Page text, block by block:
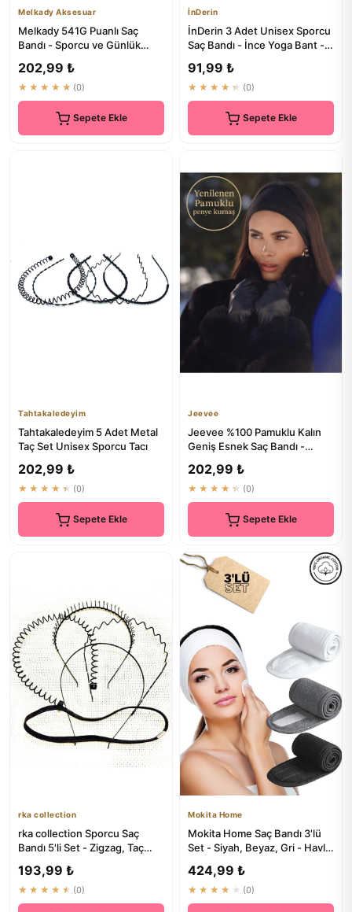
Melkady Aksesuar
Melkady 541G Puanlı Saç
Bandı - Sporcu ve Günlük
202,99 ₺
★★★★★ (0)
Sepete Ekle
İnDerin
İnDerin 3 Adet Unisex Sporcu
Saç Bandı - İnce Yoga Bant -
91,99 ₺
★★★★★ (0)
Sepete Ekle
Tahtakaledeyim
Tahtakaledeyim 5 Adet Metal
Taç Set Unisex Sporcu Tacı
202,99 ₺
★★★★★ (0)
Sepete Ekle
Jeevee
Jeevee %100 Pamuklu Kalın
Geniş Esnek Saç Bandı -
9cm
202,99 ₺
★★★★★ (0)
Sepete Ekle
rka collection
rka collection Sporcu Saç
Bandı 5'li Set - Zigzag, Taç
193,99 ₺
★★★★★ (0)
Mokita Home
Mokita Home Saç Bandı 3'lü
Set - Siyah, Beyaz, Gri - Havlu
424,99 ₺
★★★★★ (0)